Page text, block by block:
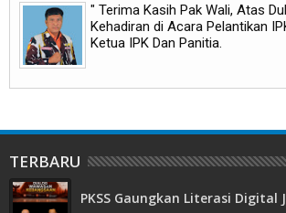
" Terima Kasih Pak Wali, Atas
Kehadiran di Acara Pelantikan
Ketua IPK Dan Panitia.
TERBARU
PKSS Gaungkan Literasi Digital